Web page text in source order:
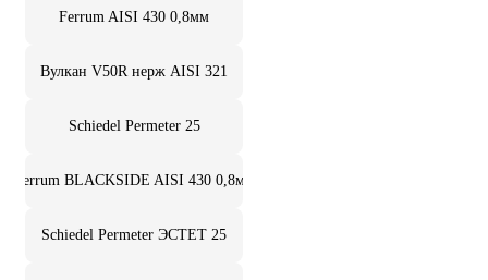
Ferrum AISI 430 0,8мм
Вулкан V50R нерж AISI 321
Schiedel Permeter 25
Ferrum BLACKSIDE AISI 430 0,8мм
Schiedel Permeter ЭСТЕТ 25